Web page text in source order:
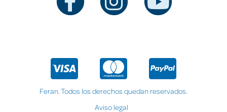
Feran. Todos los derechos quedan reservados.
Aviso legal